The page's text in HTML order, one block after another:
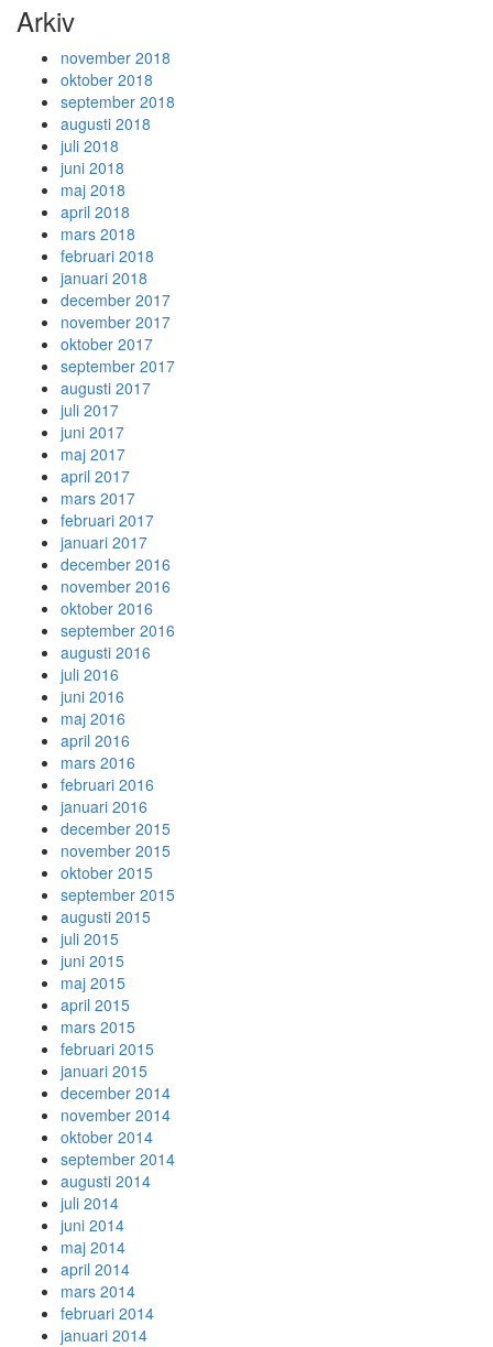
Arkiv
november 2018
oktober 2018
september 2018
augusti 2018
juli 2018
juni 2018
maj 2018
april 2018
mars 2018
februari 2018
januari 2018
december 2017
november 2017
oktober 2017
september 2017
augusti 2017
juli 2017
juni 2017
maj 2017
april 2017
mars 2017
februari 2017
januari 2017
december 2016
november 2016
oktober 2016
september 2016
augusti 2016
juli 2016
juni 2016
maj 2016
april 2016
mars 2016
februari 2016
januari 2016
december 2015
november 2015
oktober 2015
september 2015
augusti 2015
juli 2015
juni 2015
maj 2015
april 2015
mars 2015
februari 2015
januari 2015
december 2014
november 2014
oktober 2014
september 2014
augusti 2014
juli 2014
juni 2014
maj 2014
april 2014
mars 2014
februari 2014
januari 2014